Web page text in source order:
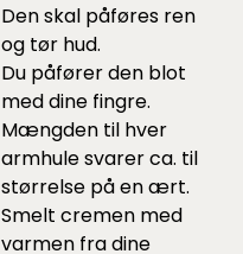
Den skal påføres ren
og tør hud.
Du påfører den blot
med dine fingre.
Mængden til hver
armhule svarer ca. til
størrelse på en ært.
Smelt cremen med
varmen fra dine